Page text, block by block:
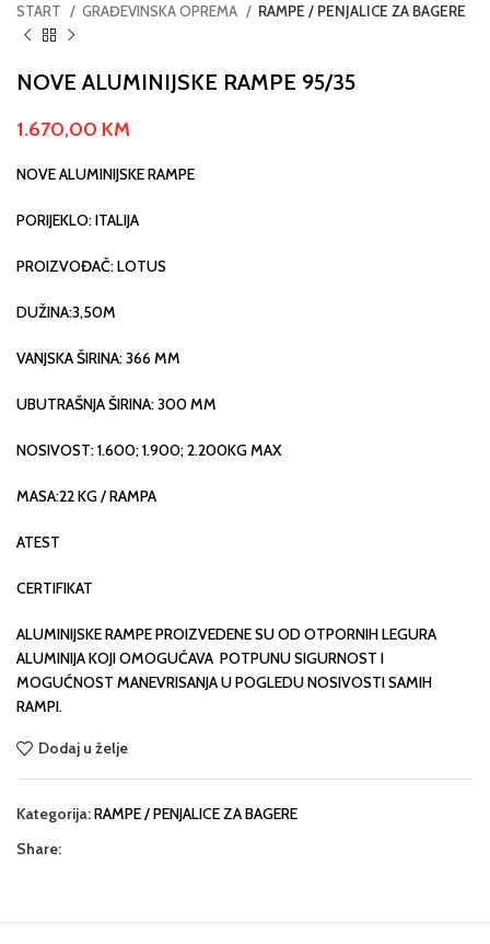
START GRAĐEVINSKA OPREMA RAMPE / PENJALICE ZA BAGERE
NOVE ALUMINIJSKE RAMPE 95/35
1.670,00 KM
NOVE ALUMINIJSKE RAMPE
PORIJEKLO: ITALIJA
PROIZVOĐAČ: LOTUS
DUŽINA:3,50M
VANJSKA ŠIRINA: 366 MM
UBUTRAŠNJA ŠIRINA: 300 MM
NOSIVOST: 1.600; 1.900; 2.200KG MAX
MASA:22 KG / RAMPA
ATEST
CERTIFIKAT
ALUMINIJSKE RAMPE PROIZVEDENE SU OD OTPORNIH LEGURA
ALUMINIJA KOJI OMOGUĆAVA POTPUNU SIGURNOST I
MOGUĆNOST MANEVRISANJA U POGLEDU NOSIVOSTI SAMIH
RAMPI.
Dodaj u želje
Kategorija:RAMPE / PENJALICE ZA BAGERE
Share: